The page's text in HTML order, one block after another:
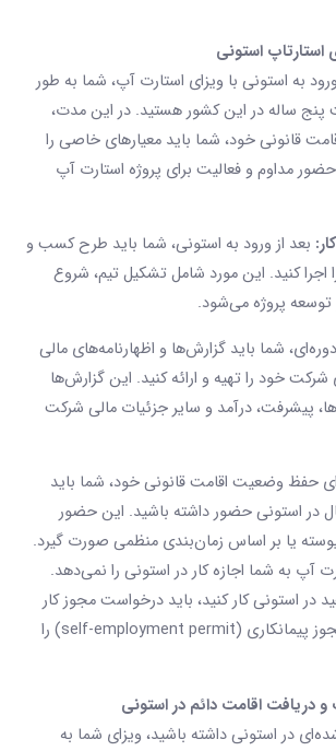
استارتاپاستونی
به استونی با ویزای استارت آپ، شما به طور
پنج ساله در این کشور هستید. در این مدت،
قانونی خود، شما باید معیارهای خاصی را
مداوم و فعالیت برای پروژه استارت آپ
بعد از ورود به استونی، شما باید طرح کسب و
اجرا کنید. این مورد شامل تشکیل تیم، شروع
پروژه می‌شود.
شما باید گزارش‌ها و اظهارنامه‌های مالی
خود را تهیه و ارائه کنید. این گزارش‌ها
پیشرفت، درآمد و سایر جزئیات مالی شرکت
حفظ وضعیت اقامت قانونی خود، شما باید
در سال در استونی حضور داشته باشید. این حضور
یا بر اساس زمان‌بندی منظمی صورت گیرد.
آپ به شما اجازه کار در استونی را نمی‌دهد.
در استونی کار کنید، باید درخواست مجوز کار
(work permit) یا مجوز پیمانکاری (self-employment permit) را
دریافت اقامت دائم در استونی
در استونی داشته باشید، ویزای شما به